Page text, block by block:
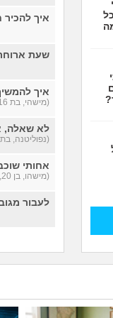
איך להכיר
שעת
איך
(מישהי, בת 16, מתוך: מה שעובר עליי)
לא שאלה,
(נפוליטנה, בת 23, מתוך: לימודים וסטודנטים)
אחותי
(מישהו, בן 20, מתוך: הורות ומשפחה)
לעבור
איחור של